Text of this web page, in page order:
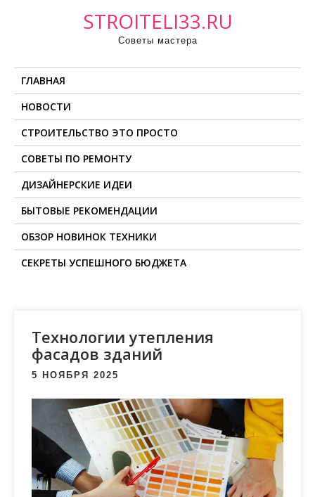
STROITELI33.RU
Советы мастера
ГЛАВНАЯ
НОВОСТИ
СТРОИТЕЛЬСТВО ЭТО ПРОСТО
СОВЕТЫ ПО РЕМОНТУ
ДИЗАЙНЕРСКИЕ ИДЕИ
БЫТОВЫЕ РЕКОМЕНДАЦИИ
ОБЗОР НОВИНОК ТЕХНИКИ
СЕКРЕТЫ УСПЕШНОГО БЮДЖЕТА
Технологии утепления
фасадов зданий
5 НОЯБРЯ 2025